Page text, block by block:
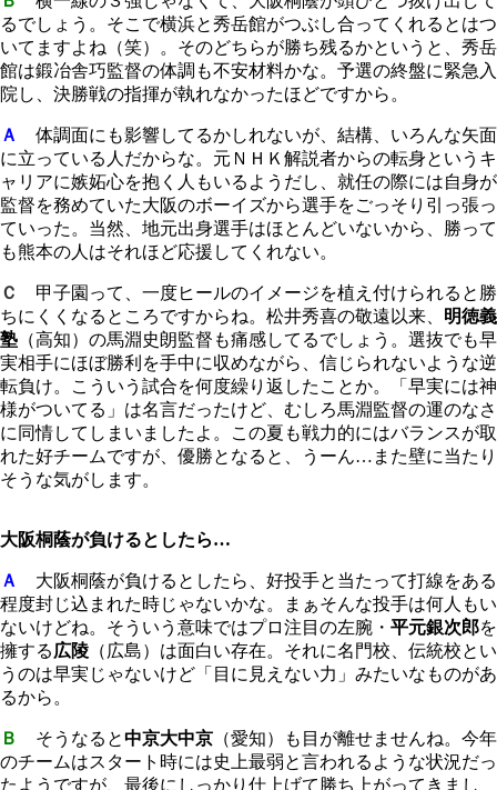
るでしょう。そこで横浜と秀岳館がつぶし合ってくれるとはつ
いてますよね（笑）。そのどちらが勝ち残るかというと、秀岳
館は鍛冶舎巧監督の体調も不安材料かな。予選の終盤に緊急入
院し、決勝戦の指揮が執れなかったほどですから。
Ａ
体調面にも影響してるかしれないが、結構、いろんな矢面
に立っている人だからな。元ＮＨＫ解説者からの転身というキ
ャリアに嫉妬心を抱く人もいるようだし、就任の際には自身が
監督を務めていた大阪のボーイズから選手をごっそり引っ張っ
ていった。当然、地元出身選手はほとんどいないから、勝って
も熊本の人はそれほど応援してくれない。
Ｃ
甲子園って、一度ヒールのイメージを植え付けられると勝
ちにくくなるところですからね。松井秀喜の敬遠以来、 明徳義
塾 （高知）の馬淵史朗監督も痛感してるでしょう。選抜でも早
実相手にほぼ勝利を手中に収めながら、信じられないような逆
転負け。こういう試合を何度繰り返したことか。「早実には神
様がついてる」は名言だったけど、むしろ馬淵監督の運のなさ
に同情してしまいましたよ。この夏も戦力的にはバランスが取
れた好チームですが、優勝となると、うーん…また壁に当たり
そうな気がします。
大阪桐蔭が負けるとしたら…
Ａ
大阪桐蔭が負けるとしたら、好投手と当たって打線をある
程度封じ込まれた時じゃないかな。まぁそんな投手は何人もい
ないけどね。そういう意味ではプロ注目の左腕・ 平元銀次郎を
擁する広陵 （広島）は面白い存在。それに名門校、伝統校とい
うのは早実じゃないけど「目に見えない力」みたいなものがあ
るから。
Ｂ そうなると中京大中京 （愛知）も目が離せませんね。今年
のチームはスタート時には史上最弱と言われるような状況だっ
たようですが、最後にしっかり仕上げて勝ち上がってきまし